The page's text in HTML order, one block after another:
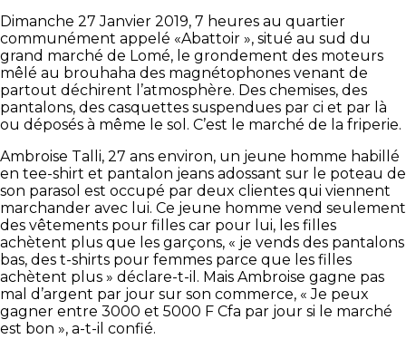
Dimanche 27 Janvier 2019, 7 heures au quartier
communément appelé «Abattoir », situé au sud du
grand marché de Lomé, le grondement des moteurs
mêlé au brouhaha des magnétophones venant de
partout déchirent l’atmosphère. Des chemises, des
pantalons, des casquettes suspendues par ci et par là
ou déposés à même le sol. C’est le marché de la friperie.
Ambroise Talli, 27 ans environ, un jeune homme habillé
en tee-shirt et pantalon jeans adossant sur le poteau de
son parasol est occupé par deux clientes qui viennent
marchander avec lui. Ce jeune homme vend seulement
des vêtements pour filles car pour lui, les filles
achètent plus que les garçons, « je vends des pantalons
bas, des t-shirts pour femmes parce que les filles
achètent plus » déclare-t-il. Mais Ambroise gagne pas
mal d’argent par jour sur son commerce, « Je peux
gagner entre 3000 et 5000 F Cfa par jour si le marché
est bon », a-t-il confié.